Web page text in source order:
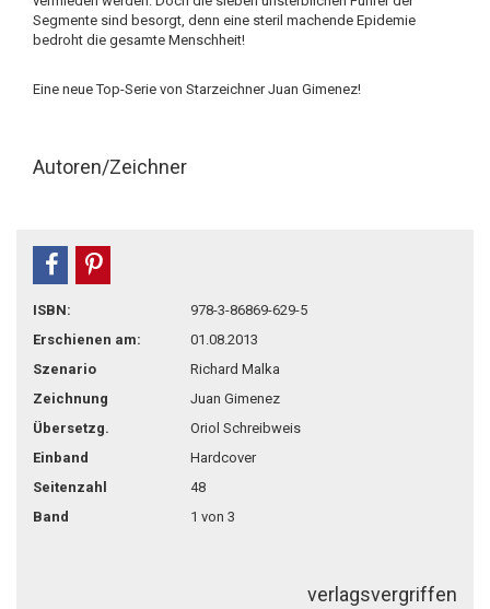
Segmente sind besorgt, denn eine steril machende Epidemie
bedroht die gesamte Menschheit!
Eine neue Top-Serie von Starzeichner Juan Gimenez!
Autoren/Zeichner
teilen
ISBN:
978-3-86869-629-5
Erschienen am:
01.08.2013
Szenario
Richard Malka
Zeichnung
Juan Gimenez
Übersetzg.
Oriol Schreibweis
Einband
Hardcover
Seitenzahl
48
Band
1 von 3
verlagsvergriffen